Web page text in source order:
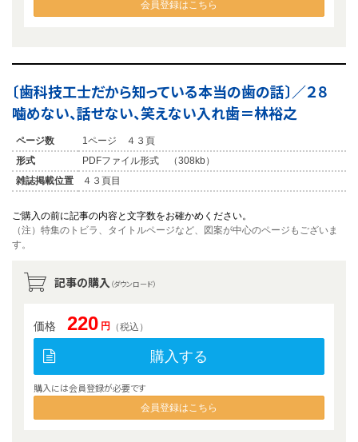
会員登録はこちら
〔歯科技工士だから知っている本当の歯の話〕／２８
噛めない、話せない、笑えない入れ歯＝林裕之
ページ数
1ページ ４３頁
形式
PDFファイル形式 （308kb）
雑誌掲載位置
４３頁目
ご購入の前に記事の内容と文字数をお確かめください。
（注）特集のトビラ、タイトルページなど、図案が中心のページもございま
す。
記事の購入 （ダウンロード）
価格 220 円 （税込）
購入する
購入には会員登録が必要です
会員登録はこちら